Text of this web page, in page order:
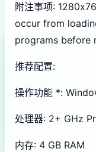
附注事项:
occur from
programs before
推荐配置:
操作功能 *:
处理器: 2+ GHz
内存: 4 GB RAM